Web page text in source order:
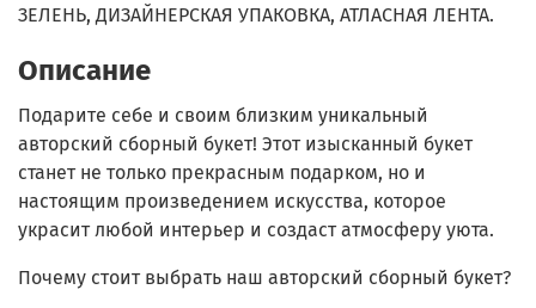
ЗЕЛЕНЬ, ДИЗАЙНЕРСКАЯ УПАКОВКА, АТЛАСНАЯ ЛЕНТА.
Описание
Подарите себе и своим близким уникальный
авторский сборный букет! Этот изысканный букет
станет не только прекрасным подарком, но и
настоящим произведением искусства, которое
украсит любой интерьер и создаст атмосферу уюта.
Почему стоит выбрать наш авторский сборный букет?